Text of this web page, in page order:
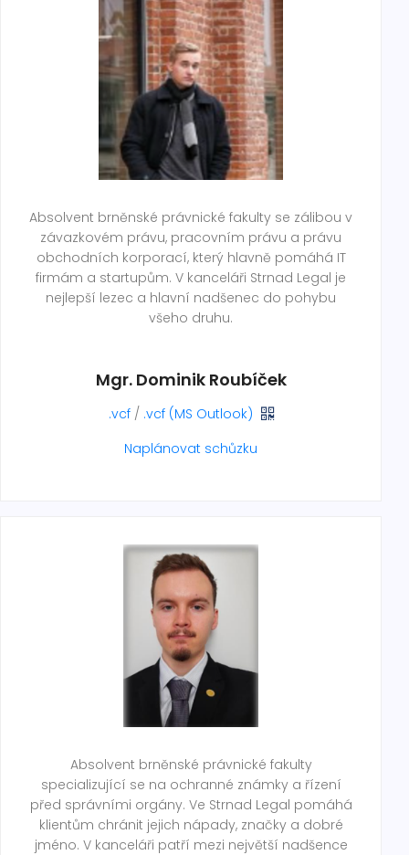
Absolvent brněnské právnické fakulty se zálibou v
závazkovém právu, pracovním právu a právu
obchodních korporací, který hlavně pomáhá IT
firmám a startupům. V kanceláři Strnad Legal je
nejlepší lezec a hlavní nadšenec do pohybu
všeho druhu.
Mgr. Dominik Roubíček
.vcf/ .vcf (MS Outlook)
Naplánovat schůzku
Absolvent brněnské právnické fakulty
specializující se na ochranné známky a řízení
před správními orgány. Ve Strnad Legal pomáhá
klientům chránit jejich nápady, značky a dobré
jméno. V kanceláři patří mezi největší nadšence